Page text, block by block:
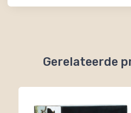
Gerelateerde